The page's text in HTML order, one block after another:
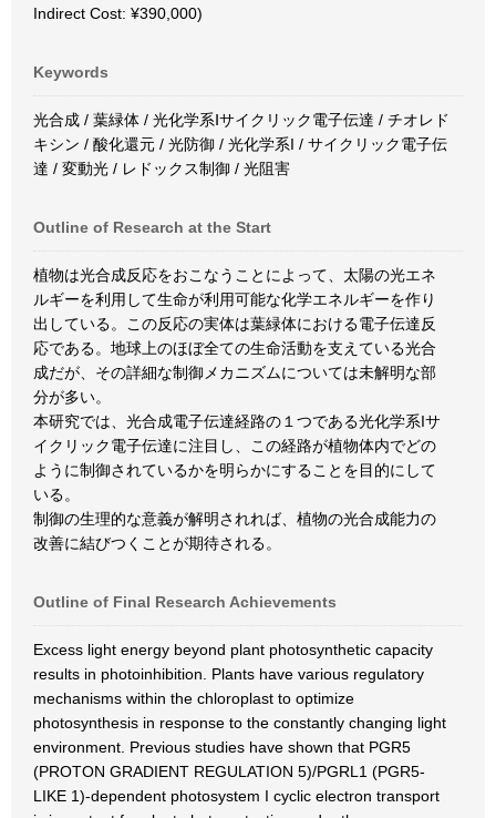
Indirect Cost: ¥390,000)
Keywords
光合成 / 葉緑体 / 光化学系Ⅰサイクリック電子伝達 / チオレド
キシン / 酸化還元 / 光防御 / 光化学系I / サイクリック電子伝
達 / 変動光 / レドックス制御 / 光阻害
Outline of Research at the Start
植物は光合成反応をおこなうことによって、太陽の光エネ
ルギーを利用して生命が利用可能な化学エネルギーを作り
出している。この反応の実体は葉緑体における電子伝達反
応である。地球上のほぼ全ての生命活動を支えている光合
成だが、その詳細な制御メカニズムについては未解明な部
分が多い。
本研究では、光合成電子伝達経路の１つである光化学系Iサ
イクリック電子伝達に注目し、この経路が植物体内でどの
ように制御されているかを明らかにすることを目的にして
いる。
制御の生理的な意義が解明されれば、植物の光合成能力の
改善に結びつくことが期待される。
Outline of Final Research Achievements
Excess light energy beyond plant photosynthetic capacity
results in photoinhibition. Plants have various regulatory
mechanisms within the chloroplast to optimize
photosynthesis in response to the constantly changing light
environment. Previous studies have shown that PGR5
(PROTON GRADIENT REGULATION 5)/PGRL1 (PGR5-
LIKE 1)-dependent photosystem I cyclic electron transport